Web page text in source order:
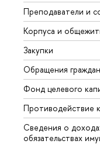
Преподаватели и
Корпуса и
Закупки
Обращения
Фонд целевого
Противодействие
Сведения о
обязательствах